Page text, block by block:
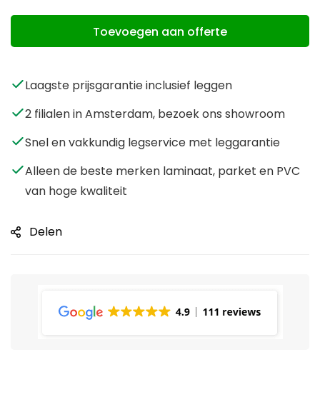
Toevoegen aan offerte
Laagste prijsgarantie inclusief leggen
2 filialen in Amsterdam, bezoek ons showroom
Snel en vakkundig legservice met leggarantie
Alleen de beste merken laminaat, parket en PVC
van hoge kwaliteit
Delen